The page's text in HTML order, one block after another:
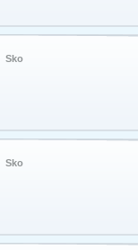
Sko
Sko